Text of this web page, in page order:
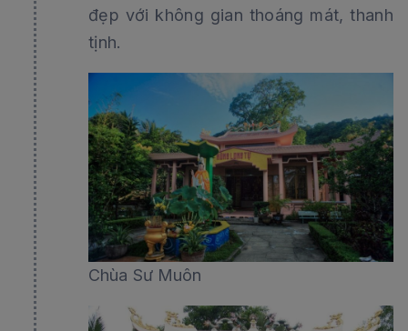
đẹp với không gian thoáng mát, thanh
tịnh.
Chùa Sư Muôn